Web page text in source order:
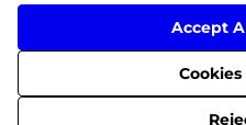
© 2026 Frasers
Accept